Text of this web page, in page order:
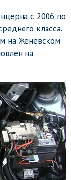
с 2006 по
класса.
на Женевском
на